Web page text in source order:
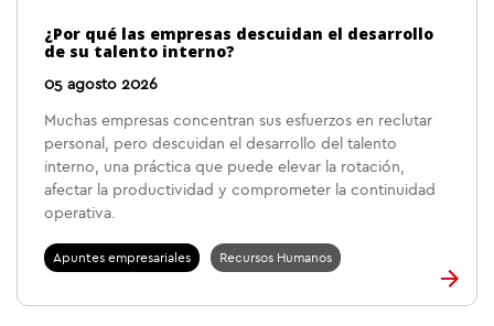
¿Por qué las empresas descuidan el desarrollo
de su talento interno?
05 agosto 2026
Muchas empresas concentran sus esfuerzos en reclutar
personal, pero descuidan el desarrollo del talento
interno, una práctica que puede elevar la rotación,
afectar la productividad y comprometer la continuidad
operativa.
Apuntes empresariales Recursos Humanos